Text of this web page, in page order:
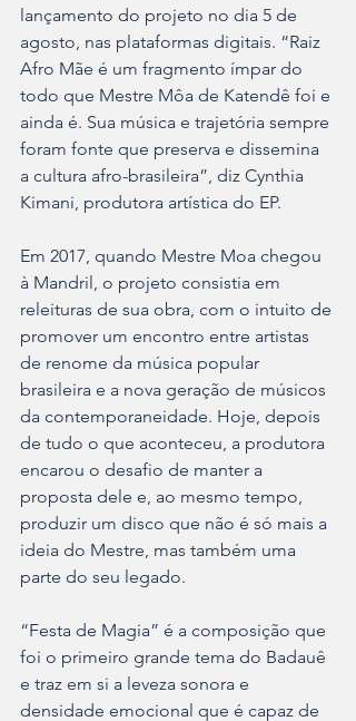
lançamento do projeto no dia 5 de
agosto, nas plataformas digitais. “Raiz
Afro Mãe é um fragmento ímpar do
todo que Mestre Môa de Katendê foi e
ainda é. Sua música e trajetória sempre
foram fonte que preserva e dissemina
a cultura afro-brasileira”, diz Cynthia
Kimani, produtora artística do EP.
Em 2017, quando Mestre Moa chegou
à Mandril, o projeto consistia em
releituras de sua obra, com o intuito de
promover um encontro entre artistas
de renome da música popular
brasileira e a nova geração de músicos
da contemporaneidade. Hoje, depois
de tudo o que aconteceu, a produtora
encarou o desafio de manter a
proposta dele e, ao mesmo tempo,
produzir um disco que não é só mais a
ideia do Mestre, mas também uma
parte do seu legado.
“Festa de Magia” é a composição que
foi o primeiro grande tema do Badauê
e traz em si a leveza sonora e
densidade emocional que é capaz de